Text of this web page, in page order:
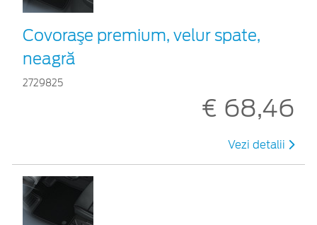
Covoraşe premium, velur spate,
neagră
2729825
€ 68,46
Vezi detalii